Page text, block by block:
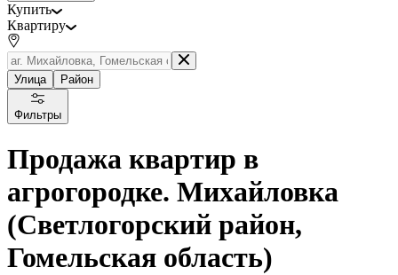
Купить
Квартиру
Улица Район
Фильтры
Продажа квартир в
агрогородке. Михайловка
(Светлогорский район,
Гомельская область)